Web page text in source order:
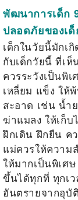
พัฒนาการเด็ก
ปลอดภัยของเ
เด็กในวัยนี้มักเ
กับเด็กวัยนี้ ที่เ
ควรระวังเป็นพิ
เหลี่ยม แข็ง ให้
สะอาด เช่น น้ำ
ฆ่าแมลง ให้เก็บ
ฝึกเดิน ฝึกยืน ค
แม่ควรให้ความ
ให้มากเป็นพิเศ
ขึ้นได้ทุกที่ ทุกเว
อันตรายจากอุบั